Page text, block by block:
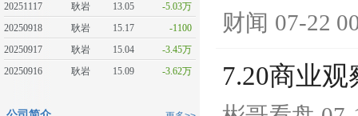
20251117
耿岩 13.05
-5.03万
20250918
耿岩 15.17
-1100
20250917
耿岩 15.04
-3.45万
20250916
耿岩 15.09 -3.62万
财闻 07-22
7.20商业